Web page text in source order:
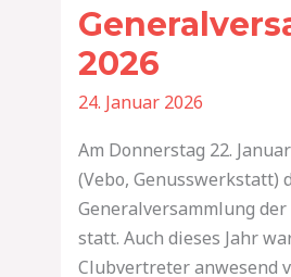
2026
24. Januar 2026
Am Donnerstag 22.
(Vebo, Genusswerkstatt)
Generalversammlung
statt. Auch dieses Jahr
Clubvertreter anwesend